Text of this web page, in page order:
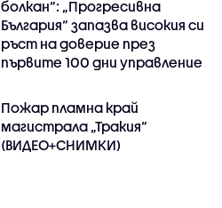
болкан“: „Прогресивна
България“ запазва високия си
ръст на доверие през
първите 100 дни управление
Пожар пламна край
магистрала „Тракия“
(ВИДЕО+СНИМКИ)